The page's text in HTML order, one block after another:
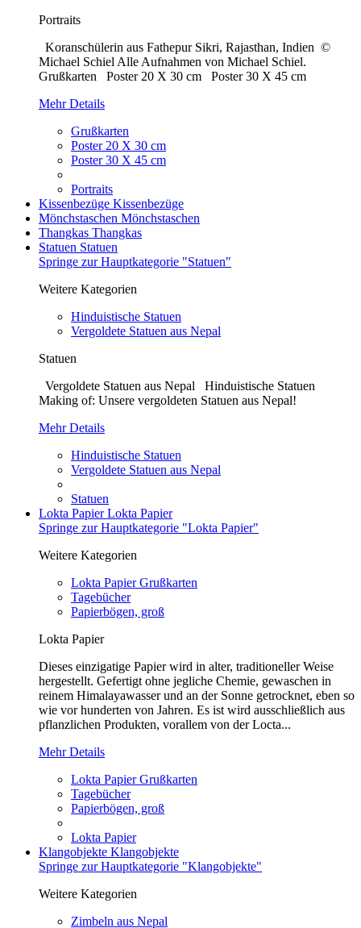
Portraits
Koranschülerin aus Fathepur Sikri, Rajasthan, Indien ©
Michael Schiel Alle Aufnahmen von Michael Schiel.
Grußkarten Poster 20 X 30 cm Poster 30 X 45 cm
Mehr Details
Grußkarten
Poster 20 X 30 cm
Poster 30 X 45 cm
Portraits
Kissenbezüge Kissenbezüge
Mönchstaschen Mönchstaschen
Thangkas Thangkas
Statuen Statuen
Springe zur Hauptkategorie "Statuen"
Weitere Kategorien
Hinduistische Statuen
Vergoldete Statuen aus Nepal
Statuen
Vergoldete Statuen aus Nepal Hinduistische Statuen
Making of: Unsere vergoldeten Statuen aus Nepal!
Mehr Details
Hinduistische Statuen
Vergoldete Statuen aus Nepal
Statuen
Lokta PapierLokta Papier
Springe zur Hauptkategorie "Lokta Papier"
Weitere Kategorien
Lokta Papier Grußkarten
Tagebücher
Papierbögen, groß
Lokta Papier
Dieses einzigatige Papier wird in alter, traditioneller Weise
hergestellt. Gefertigt ohne jegliche Chemie, gewaschen in
reinem Himalayawasser und an der Sonne getrocknet, eben so
wie vor hunderten von Jahren. Es ist wird ausschließlich aus
pflanzlichen Produkten, vorallem von der Locta...
Mehr Details
Lokta Papier Grußkarten
Tagebücher
Papierbögen, groß
Lokta Papier
Klangobjekte Klangobjekte
Springe zur Hauptkategorie "Klangobjekte"
Weitere Kategorien
Zimbeln aus Nepal